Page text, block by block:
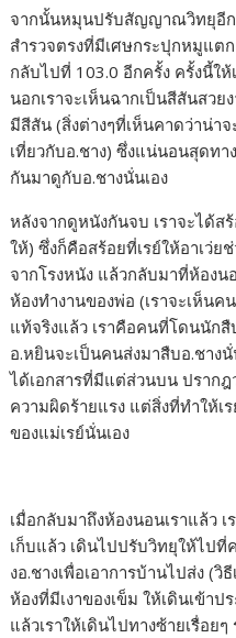
จากนั้นหมุนปรับสัญญาณวิทยุอีก
สำรวจตรงที่มีเศษกระปุกหมูแต
กลับไปที่ 103.0 อีกครั้ง ครั้งนี้ใ
นอกเราจะเห็นฉากเป็นสีสันสว
มีสีสัน (สิ่งต่างๆที่เห็นคาดว่าน่า
เที่ยวกับอ.ชาง) ซึ่งแน่นอนสุดท
กันมาดูกับอ.ชางนั่นเอง
หลังจากดูหนังกันจบ เราจะได้
ให้) ซึ่งก็คือสร้อยที่เรย์ให้อาเว่
จากโรงหนัง แล้วกลับมาที่ห้องน
ห้องทำงานของพ่อ (เราจะเห็น
แท้จริงแล้ว เราคือคนที่โดนนัก
อ.หยินจะเป็นคนส่งมาสืบอ.ชาง
ได้เอกสารที่มีแต่ส่วนบน ปราก
ความผิดร้ายแรง แต่สิ่งที่ทำให้
ของแม่เรย์นั่นเอง
เมื่อกลับมาถึงห้องนอนเราแล้ว
เก็บแล้ว เดินไปปรับวิทยุให้ไป
งอ.ชางเพื่อเอาการบ้านไปส่ง (
ห้องที่มีเงาของเข็ม ให้เดินเข้า
แล้วเราให้เดินไปทางซ้ายเรื่อย